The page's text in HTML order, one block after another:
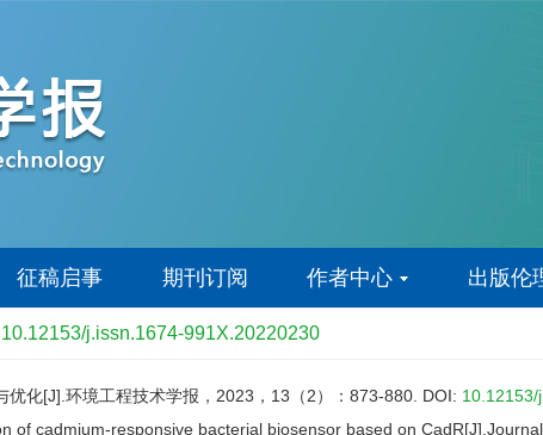
征稿启事 期刊订阅 作者中心 出版伦
10.12153/j.issn.1674-991X.20220230
化[J].环境工程技术学报，2023，13（2）：873-880. DOI:
of cadmium-responsive bacterial biosensor based on